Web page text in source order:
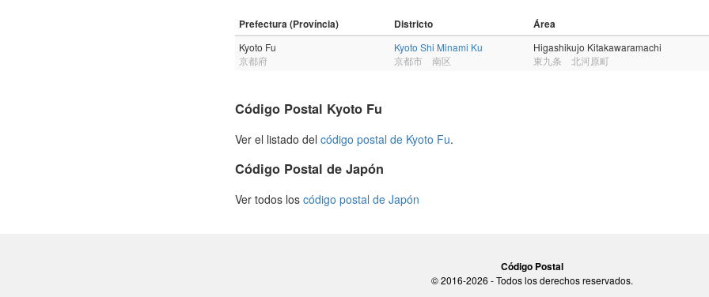
Prefectura (Província) Districto Área
Kyoto Fu
京都府
Kyoto Shi Minami Ku
京都市 南区
Higashikujo Kitakawaramachi
東九条 北河原町
Código Postal Kyoto Fu
Ver el listado del código postal de Kyoto Fu.
Código Postal de Japón
Ver todos los código postal de Japón
Código Postal
© 2016-2026 - Todos los derechos reservados.